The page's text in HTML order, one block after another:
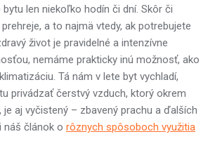
len niekoľko hodín či dní. Skôr či
a to najmä vtedy, ak potrebujete
život je pravidelné a intenzívne
nemáme prakticky inú možnosť, ako
Tá nám v lete byt vychladí,
privádzať čerstvý vzduch, ktorý okrem
je aj vyčistený – zbavený prachu a ďalších
článok o rôznych spôsoboch využitia